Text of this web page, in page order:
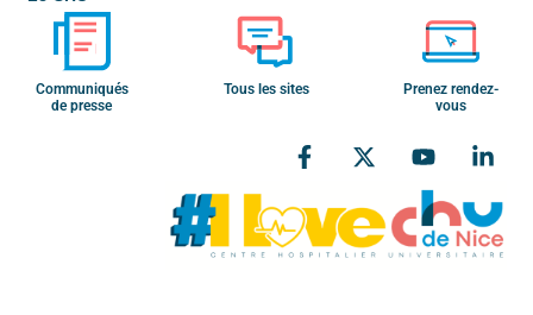
Communiqués
de presse
Tous les sites
Prenez rendez-
vous